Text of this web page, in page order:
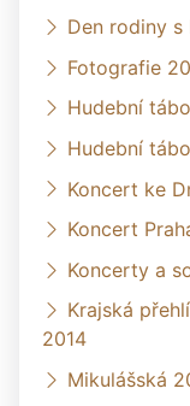
Den rodiny s
Fotografie
Hudební
Hudební
Koncert ke
Koncert
Koncerty a
Krajská
2014
Mikulášská